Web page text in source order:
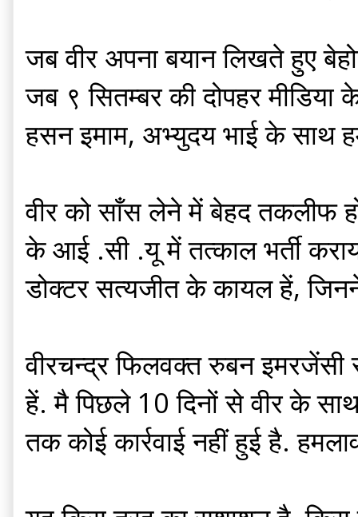
जब वीर अपना बयान लिखते हुए
जब ९ सितम्बर की दोपहर
हसन इमाम, अभ्युदय भाई के साथ
वीर को साँस लेने में बेहद
के आई .सी .यू में तत्काल भर्ती
डोक्टर सत्यजीत के कायल हें,
वीरचन्द्र फिलवक्त रुबन इमरजेंसी
हें. मै पिछले 10 दिनों से वीर के
तक कोई कार्रवाई नहीं हुई है.